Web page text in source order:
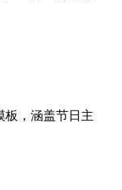
板，涵盖节日主